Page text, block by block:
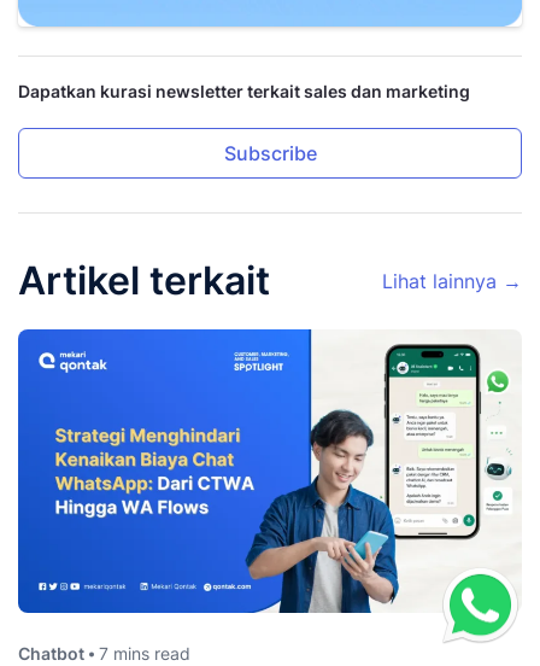
Dapatkan kurasi newsletter terkait sales dan marketing
Subscribe
Artikel terkait Lihat lainnya →
Chatbot 7 mins read